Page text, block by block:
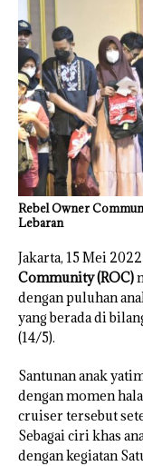
Rebel Owner
Lebaran
Jakarta, 15 Mei
Community (ROC)
dengan puluhan
yang berada di
(14/5).
Santunan anak
dengan momen
cruiser tersebut
Sebagai ciri khas
dengan kegiatan